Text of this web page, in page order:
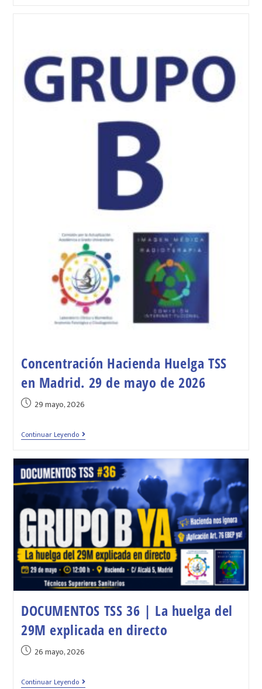
Concentración Hacienda Huelga TSS
en Madrid. 29 de mayo de 2026
29 mayo, 2026
Continuar Leyendo
DOCUMENTOS TSS 36 | La huelga del
29M explicada en directo
26 mayo, 2026
Continuar Leyendo